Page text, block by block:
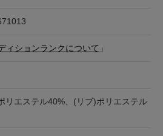
ィションランクについて 」
リエステル40%、(リブ)ポリエステル